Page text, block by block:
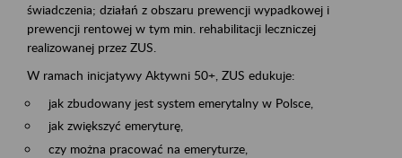
świadczenia; działań z obszaru prewencji wypadkowej i
prewencji rentowej w tym min. rehabilitacji leczniczej
realizowanej przez ZUS.
W ramach inicjatywy Aktywni 50+, ZUS edukuje:
jak zbudowany jest system emerytalny w Polsce,
jak zwiększyć emeryturę,
czy można pracować na emeryturze,